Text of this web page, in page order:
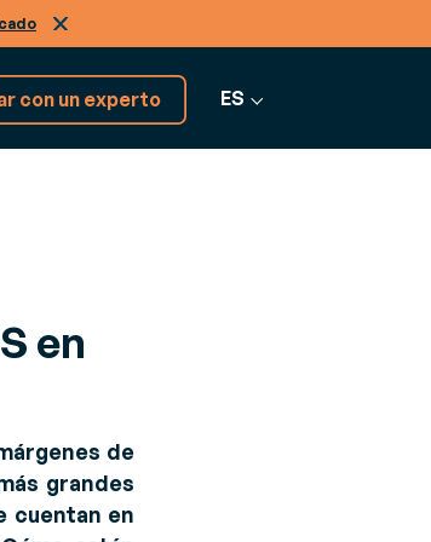
Ver más software
con un experto ES
en
de
grandes
cuentan en